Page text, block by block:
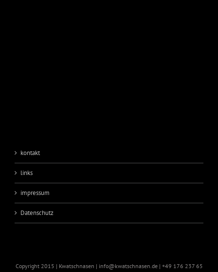
kontakt
links
impressum
Datenschutz
Copyright 2015 | Kwatschnasen | info@kwatschnasen.de | +49 176 237 65